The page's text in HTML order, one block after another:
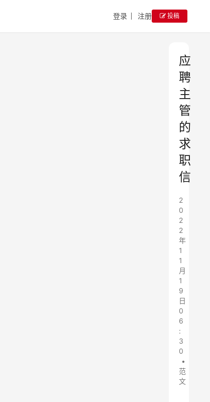
登录 注册 投稿
应
聘
主
管
的
求
职
信
2
0
2
2
年
1
1
月
1
9
日
0
6
:
3
0
•
范
文